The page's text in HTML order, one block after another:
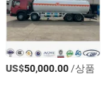
US$50,000.00/상품